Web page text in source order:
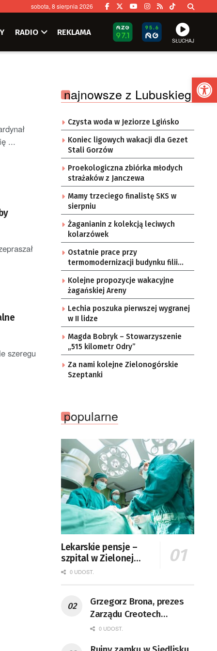
sobota, 8 sierpnia 2026
RADIO REKLAMA
SŁUCHAJ
...
szeregu
najnowsze z Lubuskiego
Czysta woda w Jeziorze Lgińsko
Koniec ligowych wakacji dla Gezet
Stali Gorzów
Proekologiczna zbiórka młodych
strażaków z Janczewa
Mamy trzeciego finalistę SKS w
sierpniu
Żaganianin z kolekcją leciwych
kolarzówek
Ostatnie prace przy
termomodernizacji budynku filii
żarskiego przedszkola Bajka
Kolejne propozycje wakacyjne
żagańskiej Areny
Lechia poszuka pierwszej wygranej
w II lidze
Magda Bobryk – Stowarzyszenie
„515 kilometr Odry”
Za nami kolejne Zielonogórskie
Szeptanki
popularne
Lekarskie pensje –
szpital w Zielonej
Górze podaje dane
0 UDOST.
Grzegorz Brona, prezes
Zarządu Creotech
Instruments S.A. Fizyk,
0 UDOST.